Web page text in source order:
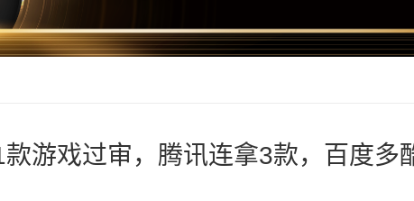
游戏过审，腾讯连拿3款，百度多